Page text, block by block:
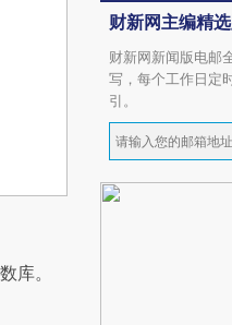
库。
财新网主编精
财新网新闻版电邮
写，每个工作日定
引。